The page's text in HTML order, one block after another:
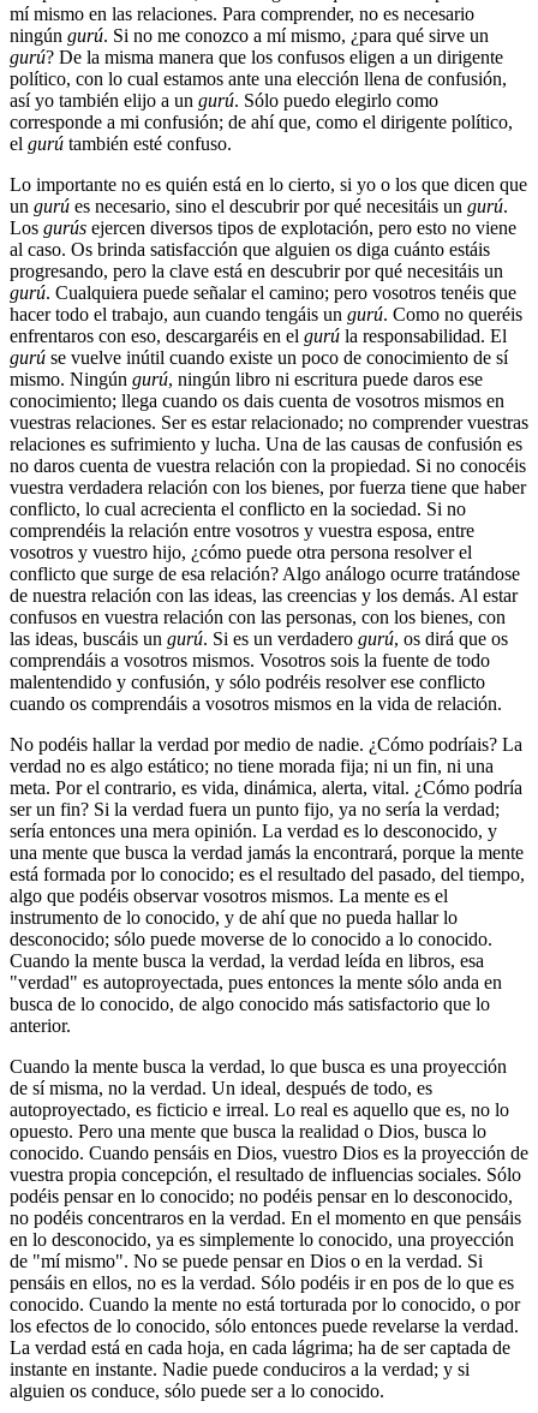
mí mismo en las relaciones. Para comprender, no es necesario
ningún gurú. Si no me conozco a mí mismo, ¿para qué sirve un
gurú? De la misma manera que los confusos eligen a un dirigente
político, con lo cual estamos ante una elección llena de confusión,
así yo también elijo a un gurú. Sólo puedo elegirlo como
corresponde a mi confusión; de ahí que, como el dirigente político,
el gurú también esté confuso.
Lo importante no es quién está en lo cierto, si yo o los que dicen que
un gurú es necesario, sino el descubrir por qué necesitáis un gurú.
Los gurús ejercen diversos tipos de explotación, pero esto no viene
al caso. Os brinda satisfacción que alguien os diga cuánto estáis
progresando, pero la clave está en descubrir por qué necesitáis un
gurú. Cualquiera puede señalar el camino; pero vosotros tenéis que
hacer todo el trabajo, aun cuando tengáis un gurú. Como no queréis
enfrentaros con eso, descargaréis en el gurú la responsabilidad. El
gurú se vuelve inútil cuando existe un poco de conocimiento de sí
mismo. Ningún gurú, ningún libro ni escritura puede daros ese
conocimiento; llega cuando os dais cuenta de vosotros mismos en
vuestras relaciones. Ser es estar relacionado; no comprender vuestras
relaciones es sufrimiento y lucha. Una de las causas de confusión es
no daros cuenta de vuestra relación con la propiedad. Si no conocéis
vuestra verdadera relación con los bienes, por fuerza tiene que haber
conflicto, lo cual acrecienta el conflicto en la sociedad. Si no
comprendéis la relación entre vosotros y vuestra esposa, entre
vosotros y vuestro hijo, ¿cómo puede otra persona resolver el
conflicto que surge de esa relación? Algo análogo ocurre tratándose
de nuestra relación con las ideas, las creencias y los demás. Al estar
confusos en vuestra relación con las personas, con los bienes, con
las ideas, buscáis un gurú. Si es un verdadero gurú, os dirá que os
comprendáis a vosotros mismos. Vosotros sois la fuente de todo
malentendido y confusión, y sólo podréis resolver ese conflicto
cuando os comprendáis a vosotros mismos en la vida de relación.
No podéis hallar la verdad por medio de nadie. ¿Cómo podríais? La
verdad no es algo estático; no tiene morada fija; ni un fin, ni una
meta. Por el contrario, es vida, dinámica, alerta, vital. ¿Cómo podría
ser un fin? Si la verdad fuera un punto fijo, ya no sería la verdad;
sería entonces una mera opinión. La verdad es lo desconocido, y
una mente que busca la verdad jamás la encontrará, porque la mente
está formada por lo conocido; es el resultado del pasado, del tiempo,
algo que podéis observar vosotros mismos. La mente es el
instrumento de lo conocido, y de ahí que no pueda hallar lo
desconocido; sólo puede moverse de lo conocido a lo conocido.
Cuando la mente busca la verdad, la verdad leída en libros, esa
"verdad" es autoproyectada, pues entonces la mente sólo anda en
busca de lo conocido, de algo conocido más satisfactorio que lo
anterior.
Cuando la mente busca la verdad, lo que busca es una proyección
de sí misma, no la verdad. Un ideal, después de todo, es
autoproyectado, es ficticio e irreal. Lo real es aquello que es, no lo
opuesto. Pero una mente que busca la realidad o Dios, busca lo
conocido. Cuando pensáis en Dios, vuestro Dios es la proyección de
vuestra propia concepción, el resultado de influencias sociales. Sólo
podéis pensar en lo conocido; no podéis pensar en lo desconocido,
no podéis concentraros en la verdad. En el momento en que pensáis
en lo desconocido, ya es simplemente lo conocido, una proyección
de "mí mismo". No se puede pensar en Dios o en la verdad. Si
pensáis en ellos, no es la verdad. Sólo podéis ir en pos de lo que es
conocido. Cuando la mente no está torturada por lo conocido, o por
los efectos de lo conocido, sólo entonces puede revelarse la verdad.
La verdad está en cada hoja, en cada lágrima; ha de ser captada de
instante en instante. Nadie puede conduciros a la verdad; y si
alguien os conduce, sólo puede ser a lo conocido.